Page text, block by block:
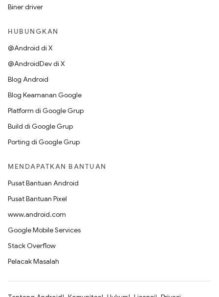
Biner driver
HUBUNGKAN
@Android di X
@AndroidDev di X
Blog Android
Blog Keamanan Google
Platform di Google Grup
Build di Google Grup
Porting di Google Grup
MENDAPATKAN BANTUAN
Pusat Bantuan Android
Pusat Bantuan Pixel
www.android.com
Google Mobile Services
Stack Overflow
Pelacak Masalah